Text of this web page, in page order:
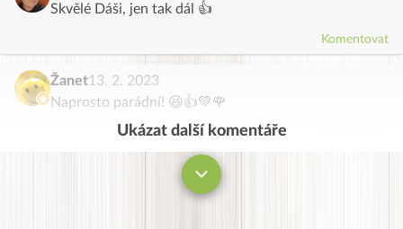
Skvělé Dáši, jen tak dál 👍
Komentovat
Žanet13. 2. 2023
Naprosto parádní! 😃👍💚🌹
Ukázat další komentáře